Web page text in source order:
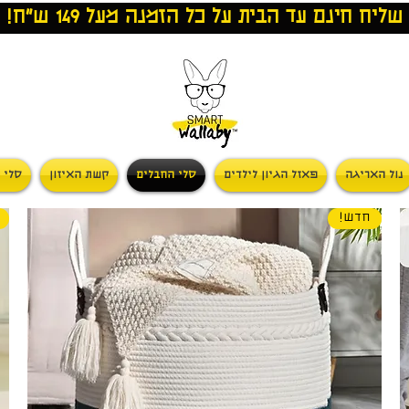
שליח חינם עד הבית על כל הזמנה מעל 149 ש"ח!
סלי קשת האיזון סלי החבלים פאזל הגיון לילדים נול האריגה
חדש!